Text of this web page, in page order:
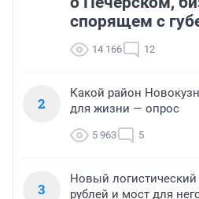
спорящем с
14 166 12
2
Какой район
для жизни — опрос
5 963 5
3
Новый
рублей и мост для